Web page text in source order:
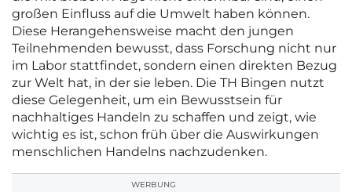
großen Einfluss auf die Umwelt haben können.
Diese Herangehensweise macht den jungen
Teilnehmenden bewusst, dass Forschung nicht nur
im Labor stattfindet, sondern einen direkten Bezug
zur Welt hat, in der sie leben. Die TH Bingen nutzt
diese Gelegenheit, um ein Bewusstsein für
nachhaltiges Handeln zu schaffen und zeigt, wie
wichtig es ist, schon früh über die Auswirkungen
menschlichen Handelns nachzudenken.
WERBUNG